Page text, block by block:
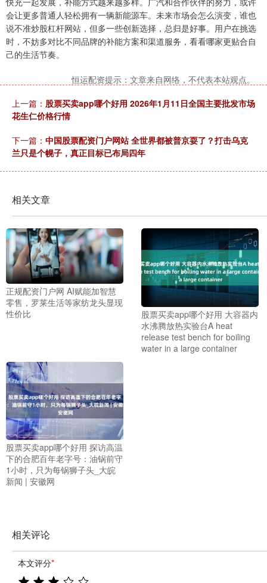
会让更多普通人轻松拥有一辆新能源车。未来市场会怎么演变，谁也
说不准炒股杠杆网站，但多一些创新选择，总归是好事。用户在挑选
时，不妨多对比不同品牌的补能方案和渠道服务，看看哪家更贴合自
己的生活节奏。
恒运配资提示：文章来自网络，不代表本站观点。
上一篇： 股票买卖app哪个好用 2026年1月11日全国主要批发市场
花生仁价格行情
下一篇： 中国股票配资门户网站 全世界都被普京耍了？打击乌克
兰只是个幌子，真正目标已布局四年
相关文章
正规配资门户网 AI赋能加智慧
零售，罗莱生活等家纺龙头显现
性价比
股票买卖app哪个好用 大容器内
水沸腾放热实验台A heat
release test bench for boiling
water in a large container
股票买卖app哪个好用 探访高温
下的合肥百年老字号：油锅前守
1小时，只为每锅狮子头_大皖
新闻 | 安徽网
相关评论
本文评分*